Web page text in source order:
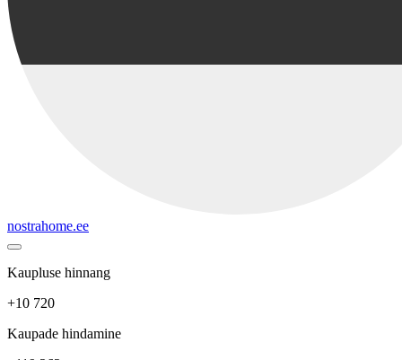
nostrahome.ee
Kaupluse hinnang
+10 720
Kaupade hindamine